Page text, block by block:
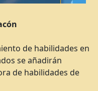
de habilidades en
se añadirán
de habilidades de